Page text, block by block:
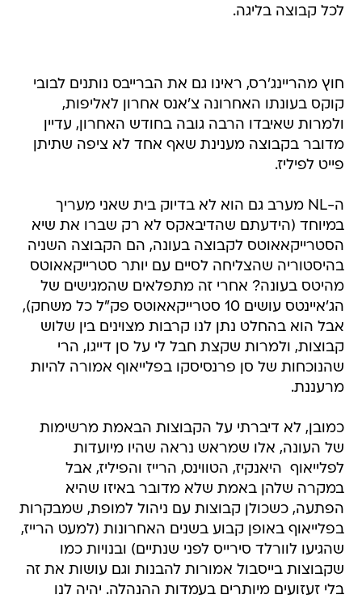
לכל קבוצה בליגה.
חוץ מהריינג'רס, ראינו גם את הברייבס נותנים לבובי
קוקס בעונתו האחרונה צ'אנס אחרון לאליפות,
ולמרות שאיבדו הרבה גובה בחודש האחרון, עדיין
מדובר בקבוצה מענינת שאף אחד לא ציפה שתיתן
פייט לפיליז.
ה-NL מערב גם הוא לא בדיוק בית שאני מעריך
במיוחד (הידעתם שהדיבאקס לא רק שברו את שיא
הסטרייקאאוטס לקבוצה בעונה, הם הקבוצה השניה
בהיסטוריה שהצליחה לסיים עם יותר סטרייקאאוטס
מהיטס בעונה? אחרי זה מתפלאים שהמגישים של
הג'איינטס עושים 10 סטרייקאאוטס פק"ל כל משחק),
אבל הוא בהחלט נתן לנו קרבות מצוינים בין שלוש
קבוצות, ולמרות שקצת חבל לי על סן דייגו, הרי
שהנוכחות של סן פרנסיסקו בפלייאוף אמורה להיות
מרעננת.
כמובן, לא דיברתי על הקבוצות הבאמת מרשימות
של העונה, אלו שמראש נראה שהיו מיועדות
לפלייאוף  היאנקיז, הטווינס, הרייז והפיליז, אבל
במקרה שלהן באמת שלא מדובר באיזו שהיא
הפתעה, כשכולן קבוצות עם ניהול למופת, שמבקרות
בפלייאוף באופן קבוע בשנים האחרונות (למעט הרייז,
שהגיעו לוורלד סירייס לפני שנתיים) ובנויות כמו
שקבוצות בייסבול אמורות להבנות וגם עושות את זה
בלי זעזועים מיותרים בעמדות ההנהלה. יהיה לנו